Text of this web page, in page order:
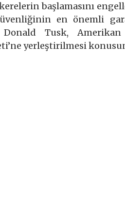
başlamasını
en önemli
Donald Tusk,
yerleştirilmesi